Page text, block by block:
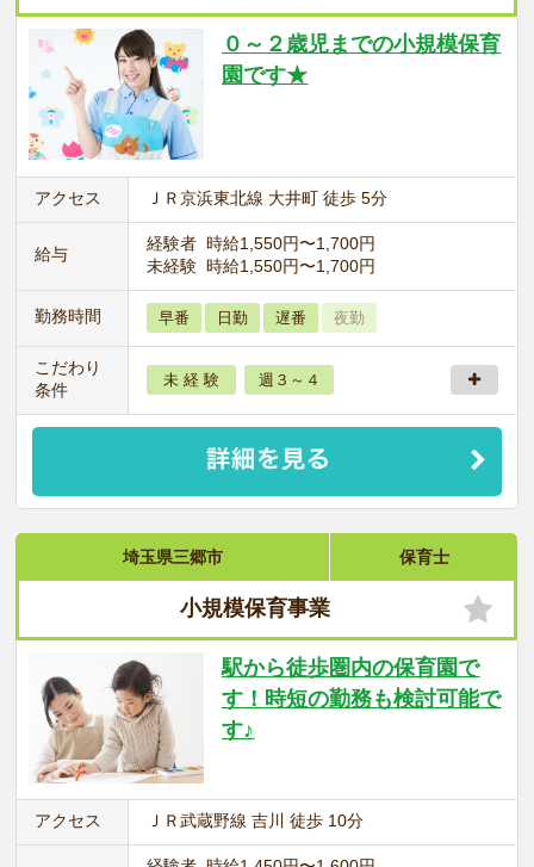
０～２歳児までの小規模保育
園です★
アクセス ＪＲ京浜東北線 大井町 徒歩 5分
給与
経験者 時給1,550円〜1,700円
未経験 時給1,550円〜1,700円
勤務時間 早番 日勤 遅番 夜勤
こだわり
条件
未 経 験 週３～４
埼玉県三郷市 保育士
小規模保育事業
駅から徒歩圏内の保育園で
す！時短の勤務も検討可能で
す♪
アクセス ＪＲ武蔵野線 吉川 徒歩 10分